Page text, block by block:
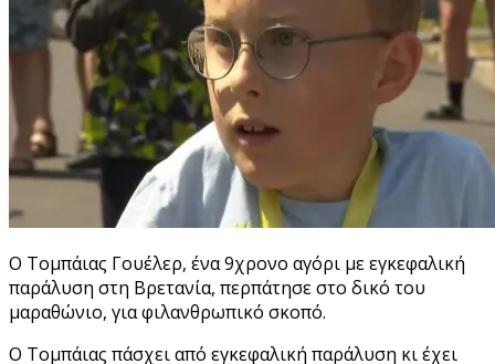
O Τομπάιας Γουέλερ, ένα 9χρονο αγόρι με εγκεφαλική
παράλυση στη Βρετανία, περπάτησε στο δικό του
μαραθώνιο, για φιλανθρωπικό σκοπό.
Ο Τομπάιας πάσχει από εγκεφαλική παράλυση κι έχει